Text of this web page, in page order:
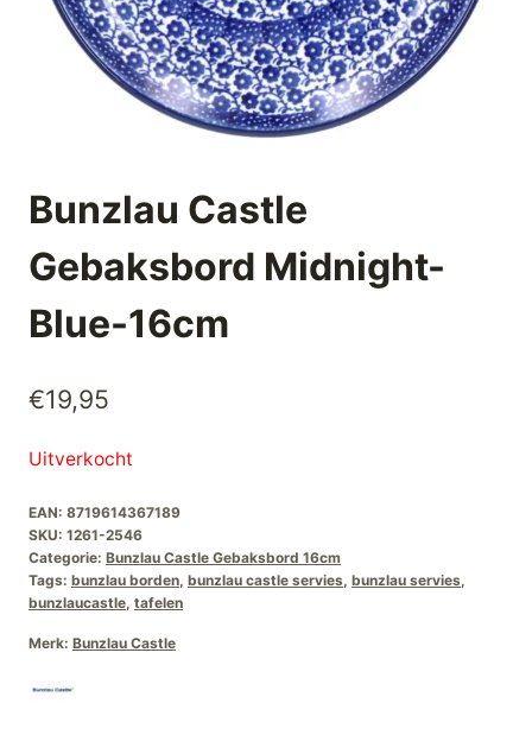
Bunzlau Castle
Gebaksbord Midnight-
Blue-16cm
€19,95
Uitverkocht
EAN: 8719614367189
SKU: 1261-2546
Categorie: Bunzlau Castle Gebaksbord 16cm
Tags: bunzlau borden, bunzlau castle servies, bunzlau servies,
bunzlaucastle, tafelen
Merk: Bunzlau Castle